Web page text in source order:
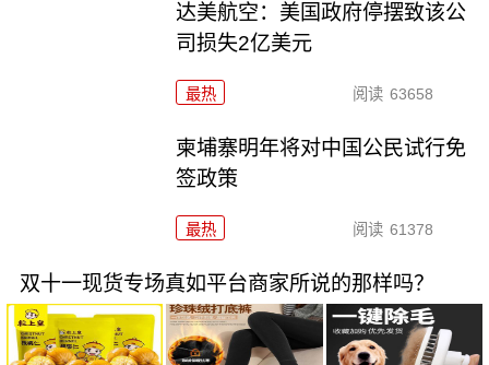
达美航空：美国政府停摆致该公
司损失2亿美元
最热 阅读 63658
柬埔寨明年将对中国公民试行免
签政策
最热 阅读 61378
双十一现货专场真如平台商家所说的那样吗？